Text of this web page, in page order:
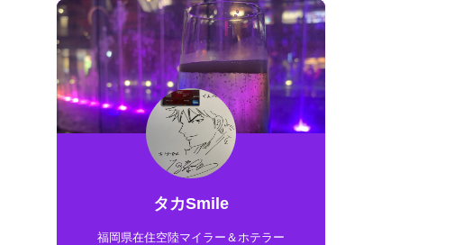
タカSmile
福岡県在住空陸マイラー＆ホテラー